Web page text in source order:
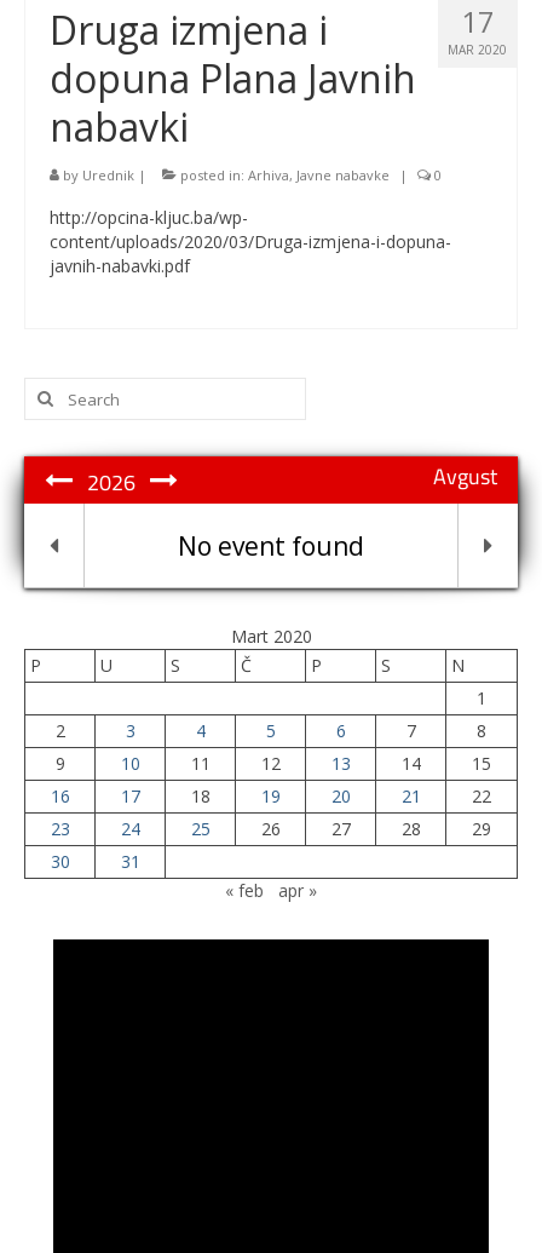
17
MAR 2020
Druga izmjena i
dopuna Plana Javnih
nabavki
by Urednik | posted in: Arhiva, Javne nabavke | 0
http://opcina-kljuc.ba/wp-
content/uploads/2020/03/Druga-izmjena-i-dopuna-
javnih-nabavki.pdf
Search
for:
Avgust
2026
No event found
Mart 2020
P
U S Č P S
N
1
2
3 4 5 6 7
8
9
10 11 12 13 14
15
16
17 18 19 20 21
22
23
24 25 26 27 28
29
30
31
« feb
apr »